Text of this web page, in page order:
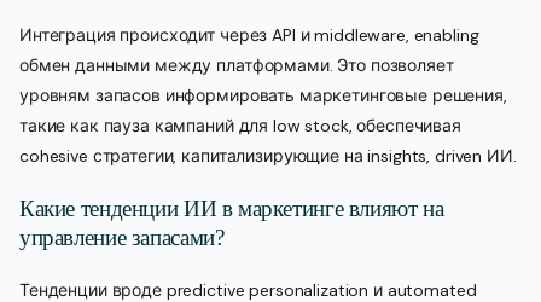
Интеграция происходит через API и middleware, enabling
обмен данными между платформами. Это позволяет
уровням запасов информировать маркетинговые решения,
такие как пауза кампаний для low stock, обеспечивая
cohesive стратегии, капитализирующие на insights, driven ИИ.
Какие тенденции ИИ в маркетинге влияют на
управление запасами?
Тенденции вроде predictive personalization и automated